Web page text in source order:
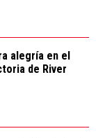
alegría en el
de River